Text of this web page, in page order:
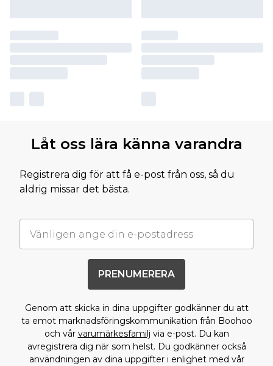
Låt oss lära känna varandra
Registrera dig för att få e-post från oss, så du
aldrig missar det bästa.
PRENUMERERA
Genom att skicka in dina uppgifter godkänner du att
ta emot marknadsföringskommunikation från Boohoo
och vår varumärkesfamilj via e-post. Du kan
avregistrera dig när som helst. Du godkänner också
användningen av dina uppgifter i enlighet med vår